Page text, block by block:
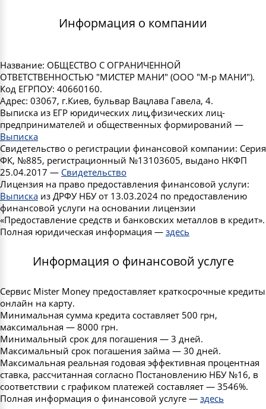
Информация о компании
Название: ОБЩЕСТВО С ОГРАНИЧЕННОЙ
ОТВЕТСТВЕННОСТЬЮ "МИСТЕР МАНИ" (ООО "М-р МАНИ").
Код ЕГРПОУ: 40660160.
Адрес: 03067, г.Киев, бульвар Вацлава Гавела, 4.
Выписка из ЕГР юридических лиц,физических лиц-
предпринимателей и общественных формирований —
Выписка
Свидетельство о регистрации финансовой компании: Серия
ФК, №885, регистрационный №13103605, выдано НКФП
25.04.2017 — Свидетельство
Лицензия на право предоставления финансовой услуги:
Выписка из ДРФУ НБУ от 13.03.2024 по предоставлению
финансовой услуги на основании лицензии
«Предоставление средств и банковских металлов в кредит».
Полная юридическая информация — здесь
Информация о финансовой услуге
Сервис Mister Money предоставляет краткосрочные кредиты
онлайн на карту.
Минимальная сумма кредита составляет 500 грн,
максимальная — 8000 грн.
Минимальный срок для погашения — 3 дней.
Максимальный срок погашения займа — 30 дней.
Максимальная реальная годовая эффективная процентная
ставка, рассчитанная согласно Постановлению НБУ №16, в
соответствии с графиком платежей составляет — 3546%.
Полная информация о финансовой услуге — здесь